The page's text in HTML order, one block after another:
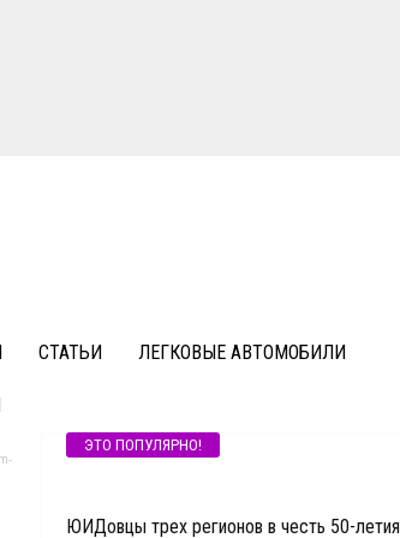
СТАТЬИ ЛЕГКОВЫЕ АВТОМОБИЛИ
ЭТО ПОПУЛЯРНО!
ЮИДовцы трех регионов в честь 50-летия